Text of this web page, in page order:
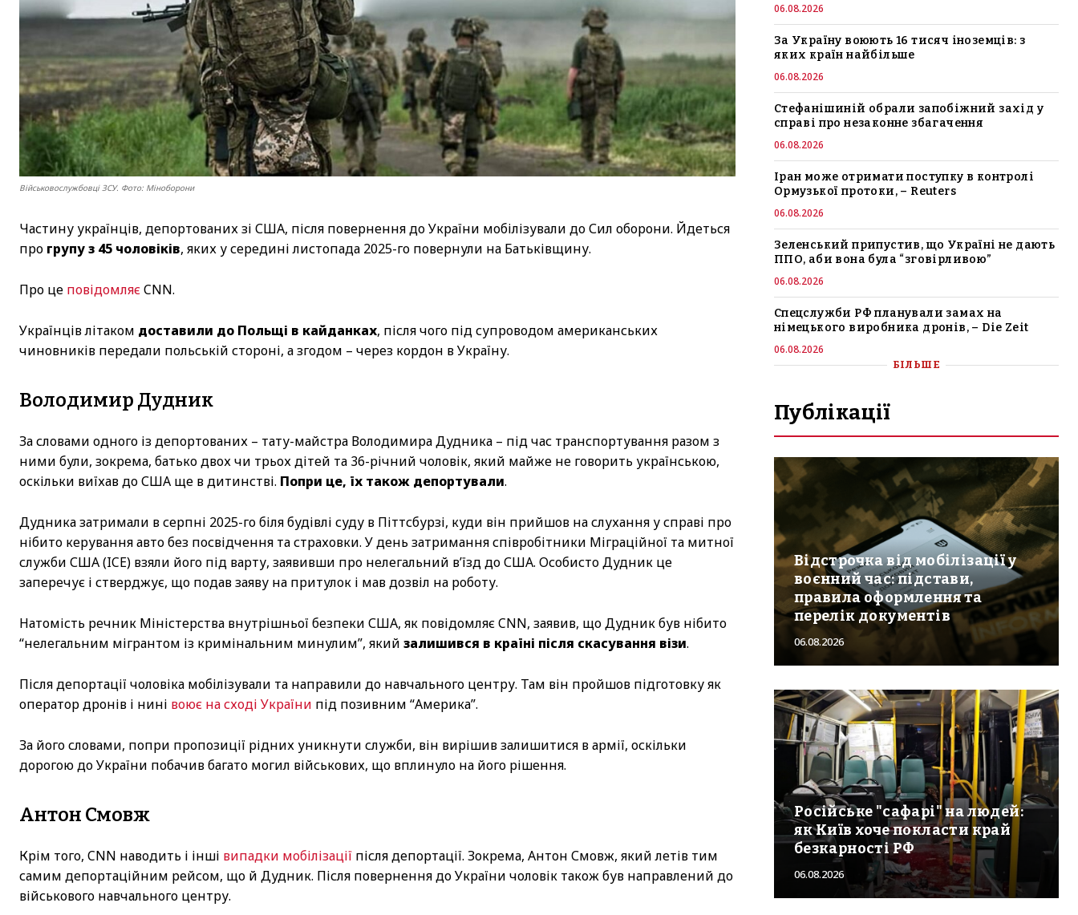
Військовослужбовці ЗСУ. Фото: Міноборони
Частину українців, депортованих зі США, після повернення до України мобілізували до Сил оборони. Йдеться
про групу з 45 чоловіків, яких у середині листопада 2025-го повернули на Батьківщину.
Про це повідомляєCNN.
Українців літаком доставили до Польщі в кайданках, після чого під супроводом американських
чиновників передали польській стороні, а згодом – через кордон в Україну.
Володимир Дудник
За словами одного із депортованих – тату-майстра Володимира Дудника – під час транспортування разом з
ними були, зокрема, батько двох чи трьох дітей та 36-річний чоловік, який майже не говорить українською,
оскільки виїхав до США ще в дитинстві. Попри це, їх також депортували.
Дудника затримали в серпні 2025-го біля будівлі суду в Піттсбурзі, куди він прийшов на слухання у справі про
нібито керування авто без посвідчення та страховки. У день затримання співробітники Міграційної та митної
служби США (ICE) взяли його під варту, заявивши про нелегальний в’їзд до США. Особисто Дудник це
заперечує і стверджує, що подав заяву на притулок і мав дозвіл на роботу.
Натомість речник Міністерства внутрішньої безпеки США, як повідомляє CNN, заявив, що Дудник був нібито
“нелегальним мігрантом із кримінальним минулим”, який залишився в країні після скасування візи.
Після депортації чоловіка мобілізували та направили до навчального центру. Там він пройшов підготовку як
оператор дронів і нині воює на сході України під позивним “Америка”.
За його словами, попри пропозиції рідних уникнути служби, він вирішив залишитися в армії, оскільки
дорогою до України побачив багато могил військових, що вплинуло на його рішення.
Антон Смовж
Крім того, CNN наводить і інші випадки мобілізації після депортації. Зокрема, Антон Смовж, який летів тим
самим депортаційним рейсом, що й Дудник. Після повернення до України чоловік також був направлений до
військового навчального центру.
06.08.2026
За Україну воюють 16 тисяч іноземців: з
яких країн найбільше
06.08.2026
Стефанішиній обрали запобіжний захід у
справі про незаконне збагачення
06.08.2026
Іран може отримати поступку в контролі
Ормузької протоки, – Reuters
06.08.2026
Зеленський припустив, що Україні не дають
ППО, аби вона була “зговірливою”
06.08.2026
Спецслужби РФ планували замах на
німецького виробника дронів, – Die Zeit
06.08.2026
БІЛЬШЕ
Публікації
Відстрочка від мобілізації у
воєнний час: підстави,
правила оформлення та
перелік документів
06.08.2026
Російське "сафарі" на людей:
як Київ хоче покласти край
безкарності РФ
06.08.2026